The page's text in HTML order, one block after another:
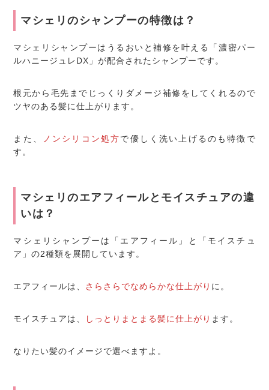
マシェリのシャンプーの特徴は？
マシェリシャンプーはうるおいと補修を叶える「濃密パー
ルハニージュレDX」が配合されたシャンプーです。
根元から毛先までじっくりダメージ補修をしてくれるので
ツヤのある髪に仕上がります。
また、 ノンシリコン処方で優しく洗い上げるのも特徴で
す。
マシェリのエアフィールとモイスチュアの違
いは？
マシェリシャンプーは「エアフィール」と「モイスチュ
ア」の2種類を展開しています。
エアフィールは、 さらさらでなめらかな仕上がり に。
モイスチュアは、 しっとりまとまる髪に仕上がり ます。
なりたい髪のイメージで選べますよ。